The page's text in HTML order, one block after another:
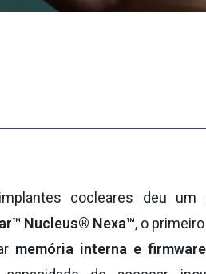
cocleares deu
Nucleus® Nexa™, o
memória interna e